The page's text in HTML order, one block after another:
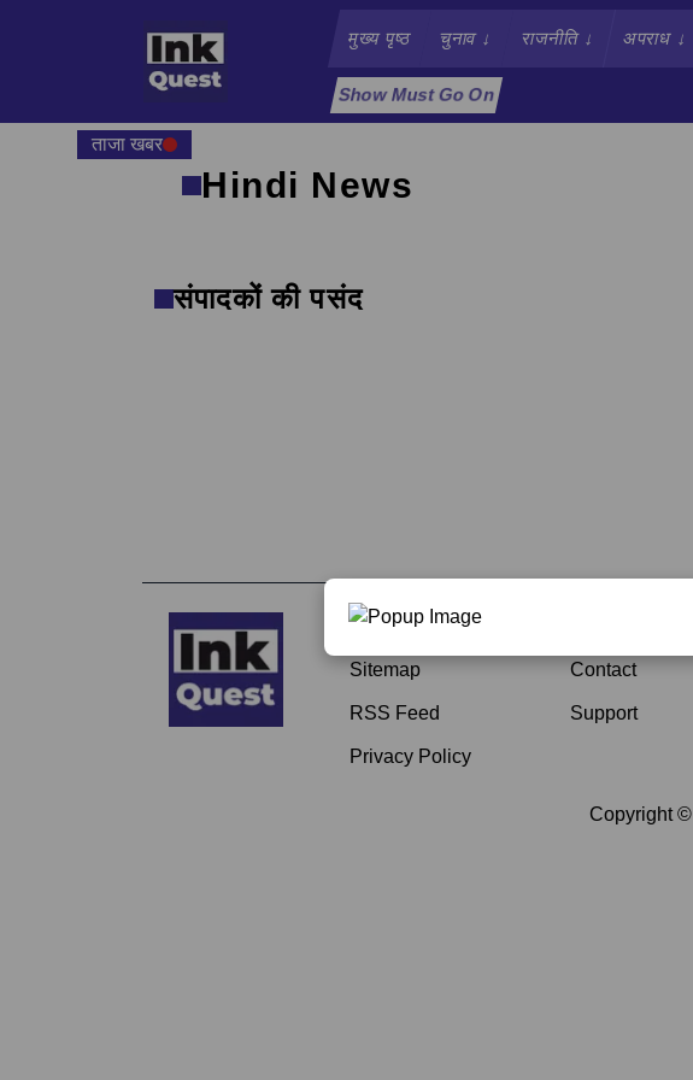
मुख्य पृष्ठ चुनाव↓ राजनीति↓ अपराध↓
Show Must Go On
ताजा खबर
Hindi News
संपादकों की पसंद
About
Sitemap
RSS Feed
Privacy Policy
Contact
Support
Copyright ©